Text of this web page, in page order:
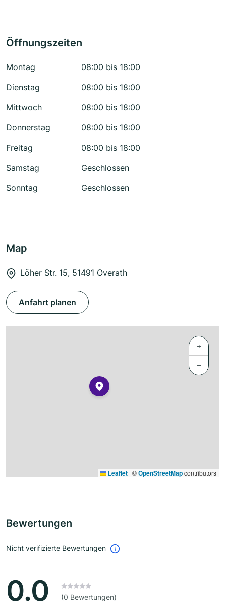
Öffnungszeiten
Montag
08:00 bis 18:00
Dienstag
08:00 bis 18:00
Mittwoch
08:00 bis 18:00
Donnerstag
08:00 bis 18:00
Freitag
08:00 bis 18:00
Samstag
Geschlossen
Sonntag
Geschlossen
Map
Löher Str. 15, 51491 Overath
Anfahrt planen
+
−
Leaflet | ©OpenStreetMapcontributors
Bewertungen
Nicht verifizierte Bewertungen
0.0 (0 Bewertungen)